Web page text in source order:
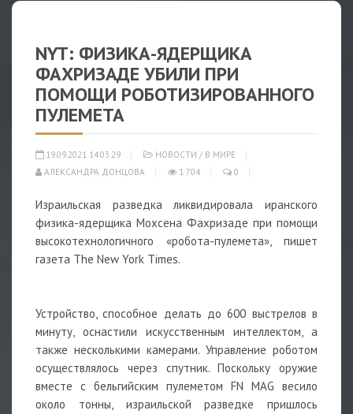
NYT: ФИЗИКА-ЯДЕРЩИКА
ФАХРИЗАДЕ УБИЛИ ПРИ
ПОМОЩИ РОБОТИЗИРОВАННОГО
ПУЛЕМЕТА
19.09.2021 14:03:29 НОВОСТИ / В МИРЕ
АЛЕКСАНДРА ДОНЦОВА
1 704 0
Израильская разведка ликвидировала иранского
физика-ядерщика Мохсена Фахризаде при помощи
высокотехнологичного «робота-пулемета», пишет
газета The New York Times.
Устройство, способное делать до 600 выстрелов в
минуту, оснастили искусственным интеллектом, а
также несколькими камерами. Управление роботом
осуществлялось через спутник. Поскольку оружие
вместе с бельгийским пулеметом FN MAG весило
около тонны, израильской разведке пришлось